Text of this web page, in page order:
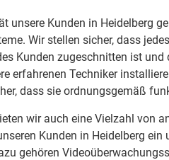
unsere Kunden in Heidelberg
Wir stellen sicher, dass
Kunden zugeschnitten ist und
erfahrenen Techniker
dass sie ordnungsgemäß
wir auch eine Vielzahl von
Kunden in Heidelberg ein
gehören